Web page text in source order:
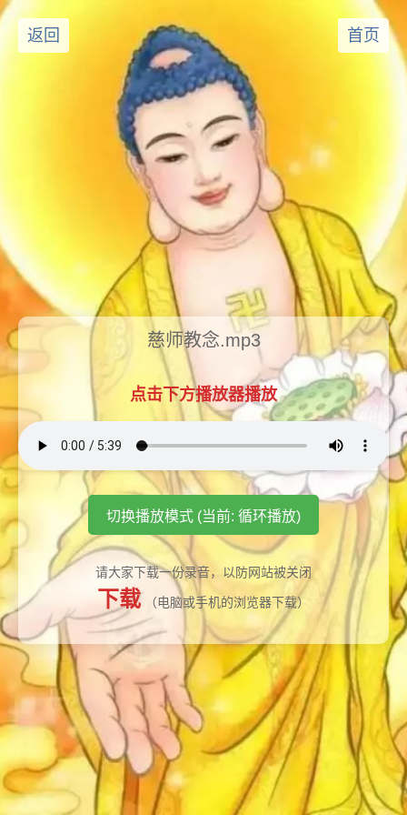
返回 首页
慈师教念.mp3
点击下方播放器播放
切换播放模式 (当前: 循环播放)
请大家下载一份录音，以防网站被关闭
下载 （电脑或手机的浏览器下载）